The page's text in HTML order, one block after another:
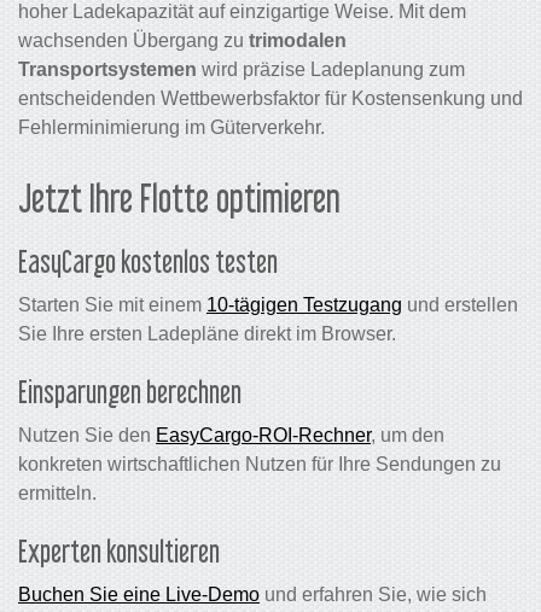
hoher Ladekapazität auf einzigartige Weise. Mit dem
wachsenden Übergang zu trimodalen
Transportsystemen wird präzise Ladeplanung zum
entscheidenden Wettbewerbsfaktor für Kostensenkung und
Fehlerminimierung im Güterverkehr.
Jetzt Ihre Flotte optimieren
EasyCargo kostenlos testen
Starten Sie mit einem 10-tägigen Testzugang und erstellen
Sie Ihre ersten Ladepläne direkt im Browser.
Einsparungen berechnen
Nutzen Sie den EasyCargo-ROI-Rechner, um den
konkreten wirtschaftlichen Nutzen für Ihre Sendungen zu
ermitteln.
Experten konsultieren
Buchen Sie eine Live-Demo und erfahren Sie, wie sich